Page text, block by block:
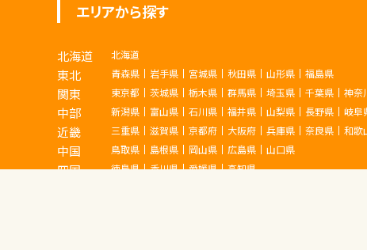
エリアから探す
北海道 北海道
東北 青森県 岩手県 宮城県 秋田県 山形県 福島県
関東 東京都 茨城県 栃木県 群馬県 埼玉県 千葉県 神奈
中部 新潟県 富山県 石川県 福井県 山梨県 長野県 岐阜
近畿 三重県 滋賀県 京都府 大阪府 兵庫県 奈良県 和歌
中国 鳥取県 島根県 岡山県 広島県 山口県
四国 徳島県 香川県 愛媛県 高知県